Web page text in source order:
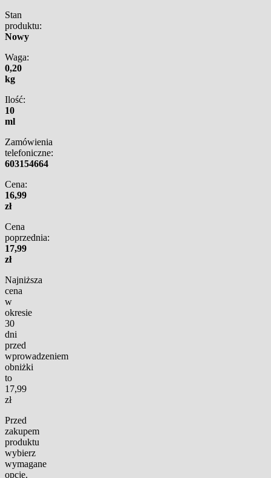
Stan
produktu:
Nowy
Waga:
0,20
kg
Ilość:
10
ml
Zamówienia
telefoniczne:
603154664
Cena:
16,99
zł
Cena
poprzednia:
17,99
zł
Najniższa
cena
w
okresie
30
dni
przed
wprowadzeniem
obniżki
to
17,99
zł
Przed
zakupem
produktu
wybierz
wymagane
opcje.